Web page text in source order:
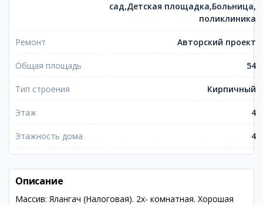
сад,Детская площадка,Больница,
поликлиника
Ремонт Авторский проект
Общая площадь 54
Тип строения Кирпичный
Этаж 4
Этажность дома 4
Описание
Массив: Ялангач (Налоговая). 2х- комнатная. Хорошая